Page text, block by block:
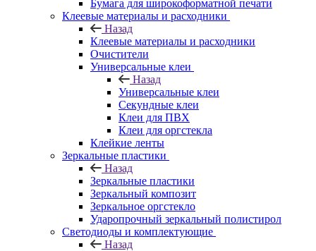
Бумага для широкоформатной печати
Клеевые материалы и расходники
Назад
Клеевые материалы и расходники
Очистители
Универсальные клеи
Назад
Универсальные клеи
Секундные клеи
Клеи для ПВХ
Клеи для оргстекла
Клейкие ленты
Зеркальные пластики
Назад
Зеркальные пластики
Зеркальный композит
Зеркальное оргстекло
Ударопрочный зеркальный полистирол
Светодиоды и комплектующие
Назад